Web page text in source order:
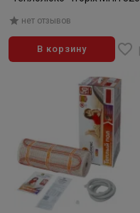
нет отзывов
В корзину